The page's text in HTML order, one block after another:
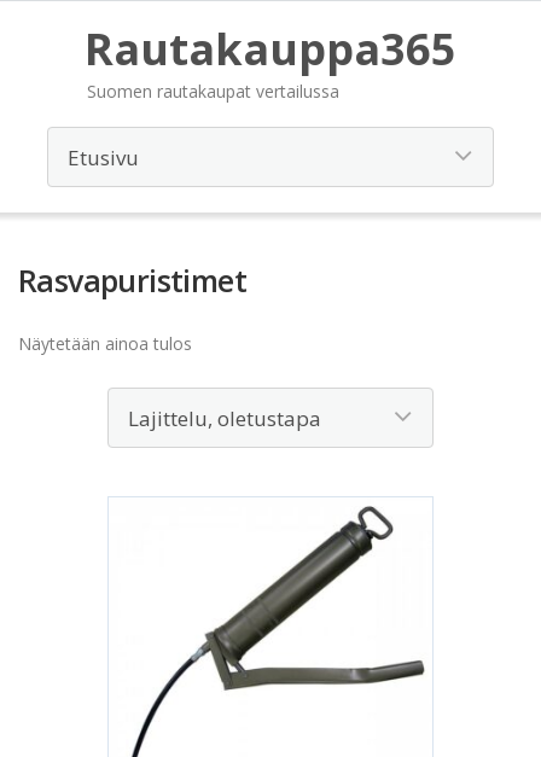
Rautakauppa365
Suomen rautakaupat vertailussa
Rasvapuristimet
Näytetään ainoa tulos